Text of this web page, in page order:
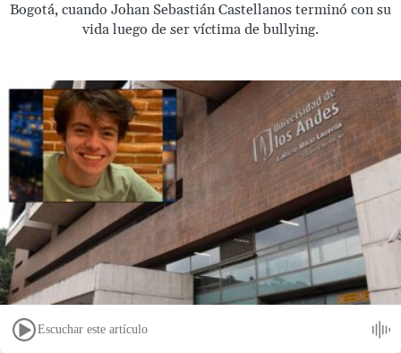
Bogotá, cuando Johan Sebastián Castellanos terminó con su
vida luego de ser víctima de bullying.
Escuchar este artículo